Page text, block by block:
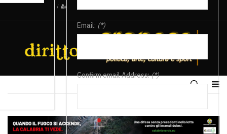
/
Email: (*)
Confirm email Address:(*)